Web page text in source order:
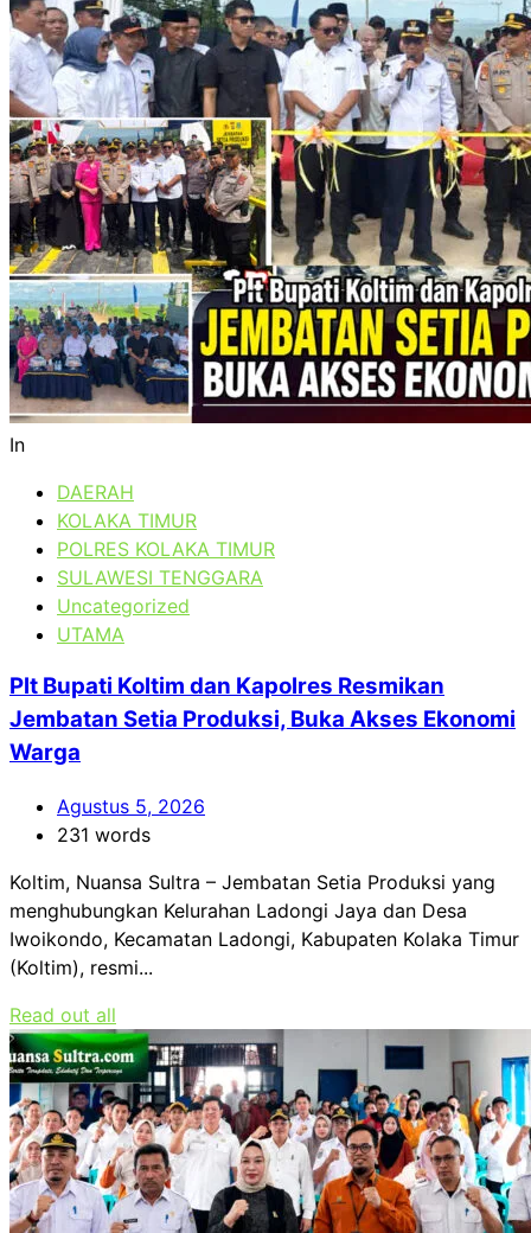
In
DAERAH
KOLAKA TIMUR
POLRES KOLAKA TIMUR
SULAWESI TENGGARA
Uncategorized
UTAMA
Plt Bupati Koltim dan Kapolres Resmikan
Jembatan Setia Produksi, Buka Akses Ekonomi
Warga
Agustus 5, 2026
231 words
Koltim, Nuansa Sultra – Jembatan Setia Produksi yang
menghubungkan Kelurahan Ladongi Jaya dan Desa
Iwoikondo, Kecamatan Ladongi, Kabupaten Kolaka Timur
(Koltim), resmi...
Read out all